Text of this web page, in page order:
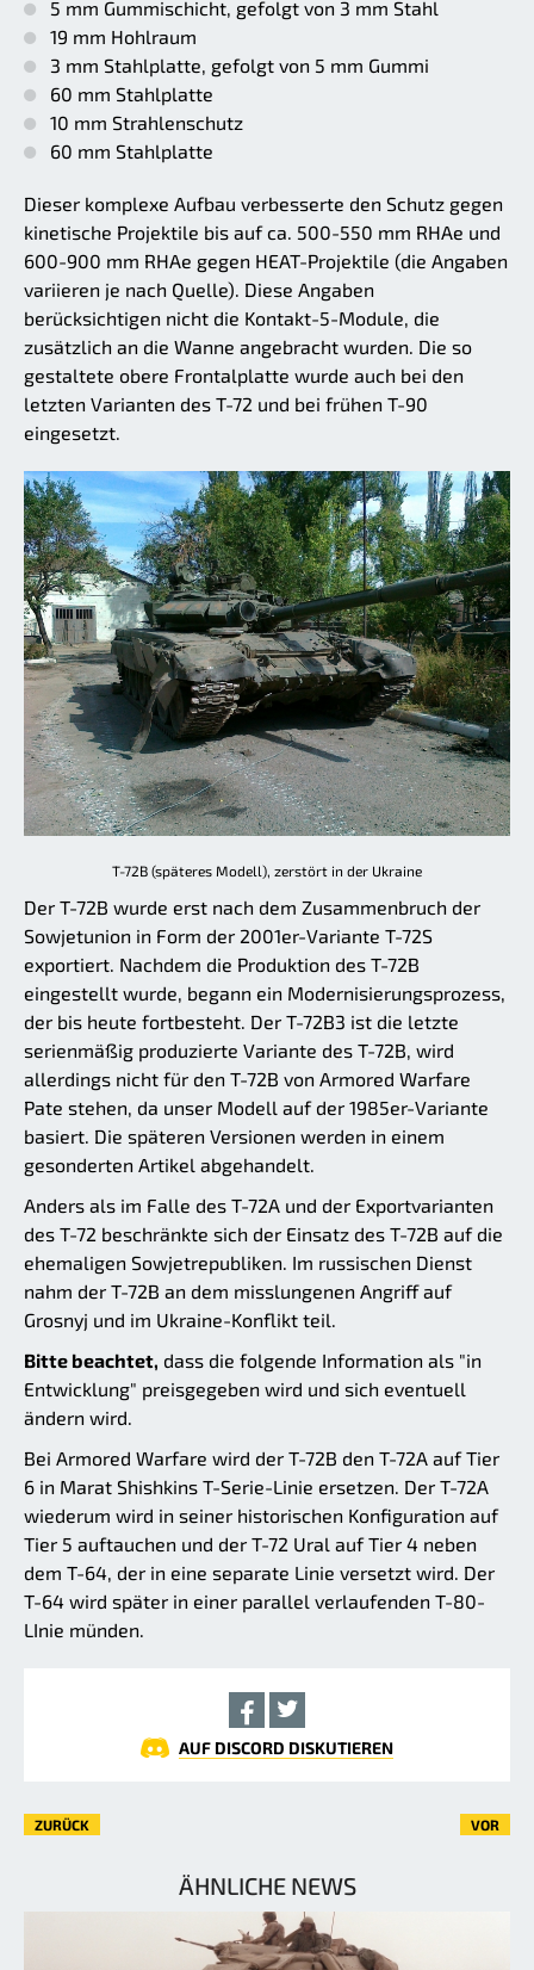
5 mm Gummischicht, gefolgt von 3 mm Stahl
19 mm Hohlraum
3 mm Stahlplatte, gefolgt von 5 mm Gummi
60 mm Stahlplatte
10 mm Strahlenschutz
60 mm Stahlplatte
Dieser komplexe Aufbau verbesserte den Schutz gegen
kinetische Projektile bis auf ca. 500-550 mm RHAe und
600-900 mm RHAe gegen HEAT-Projektile (die Angaben
variieren je nach Quelle). Diese Angaben
berücksichtigen nicht die Kontakt-5-Module, die
zusätzlich an die Wanne angebracht wurden. Die so
gestaltete obere Frontalplatte wurde auch bei den
letzten Varianten des T-72 und bei frühen T-90
eingesetzt.
T-72B (späteres Modell), zerstört in der Ukraine
Der T-72B wurde erst nach dem Zusammenbruch der
Sowjetunion in Form der 2001er-Variante T-72S
exportiert. Nachdem die Produktion des T-72B
eingestellt wurde, begann ein Modernisierungsprozess,
der bis heute fortbesteht. Der T-72B3 ist die letzte
serienmäßig produzierte Variante des T-72B, wird
allerdings nicht für den T-72B von Armored Warfare
Pate stehen, da unser Modell auf der 1985er-Variante
basiert. Die späteren Versionen werden in einem
gesonderten Artikel abgehandelt.
Anders als im Falle des T-72A und der Exportvarianten
des T-72 beschränkte sich der Einsatz des T-72B auf die
ehemaligen Sowjetrepubliken. Im russischen Dienst
nahm der T-72B an dem misslungenen Angriff auf
Grosnyj und im Ukraine-Konflikt teil.
Bitte beachtet, dass die folgende Information als "in
Entwicklung" preisgegeben wird und sich eventuell
ändern wird.
Bei Armored Warfare wird der T-72B den T-72A auf Tier
6 in Marat Shishkins T-Serie-Linie ersetzen. Der T-72A
wiederum wird in seiner historischen Konfiguration auf
Tier 5 auftauchen und der T-72 Ural auf Tier 4 neben
dem T-64, der in eine separate Linie versetzt wird. Der
T-64 wird später in einer parallel verlaufenden T-80-
LInie münden.
AUF DISCORD DISKUTIEREN
ZURÜCK VOR
ÄHNLICHE NEWS